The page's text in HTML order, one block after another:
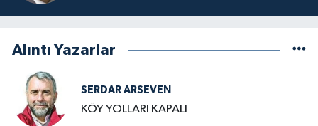
Alıntı Yazarlar
SERDAR ARSEVEN
KÖY YOLLARI KAPALI